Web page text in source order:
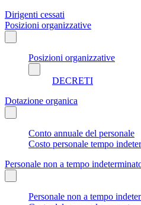
Dirigenti cessati
Posizioni organizzative
Posizioni organizzative
DECRETI
Dotazione organica
Conto annuale del personale
Costo personale tempo
Personale non a tempo
Personale non a tempo